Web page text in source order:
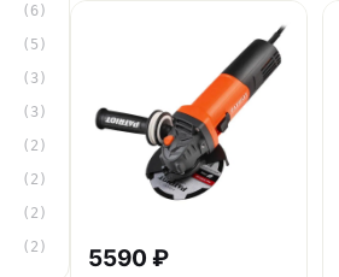
(6)
(5)
(3)
(3)
(2)
(2)
(2)
(2) 5590 ₽